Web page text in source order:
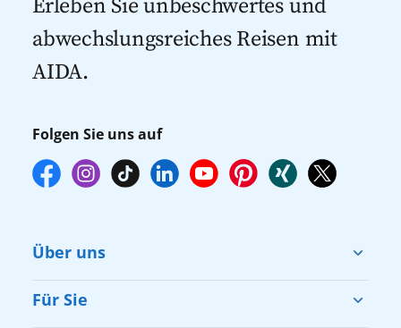
Ihrer Lieblingsausflüge vor Reisebeginn
online über myAIDA vorzunehmen.
Erleben Sie unbeschwertes und
abwechslungsreiches Reisen mit
AIDA.
Folgen Sie uns auf
Über uns
Cruise & Help
Für Sie